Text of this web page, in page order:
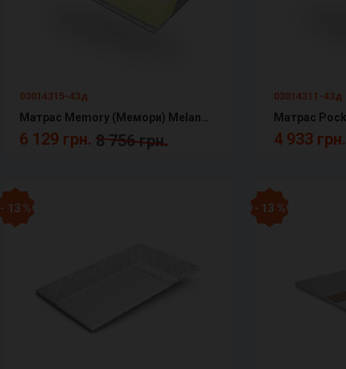
03014315-43д
6 129 грн. 8 756 грн.
03014311-43д
4 933 грн.
- 13 % - 13 %